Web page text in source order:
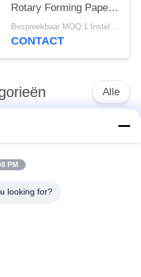
Rotary Forming Paper
Egg Tray Productie
Bespreekbaar MOQ:1 Instellen
CONTACT
Alle
eiertrays
machine maken
PM
looking for?